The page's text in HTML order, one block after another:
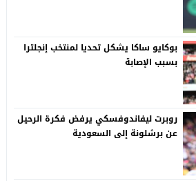
بوكايو ساكا يشكل تحديا لمنتخب إنجلترا
بسبب الإصابة
روبرت ليفاندوفسكي يرفض فكرة الرحيل
عن برشلونة إلى السعودية